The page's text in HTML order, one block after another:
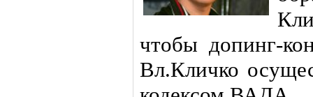
чтобы допинг-
Вл.Кличко